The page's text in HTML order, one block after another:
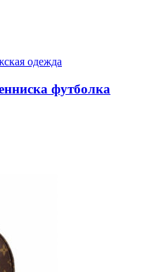
одежда
футболка